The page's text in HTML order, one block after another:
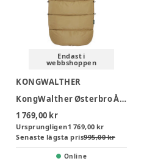
Endast i
webbshoppen
KONGWALTHER
KongWalther Østerbro Åkpåse - Puffer Creme
1 769,00 kr
Ursprungligen1 769,00 kr
Senaste lägsta pris995,00 kr
Online